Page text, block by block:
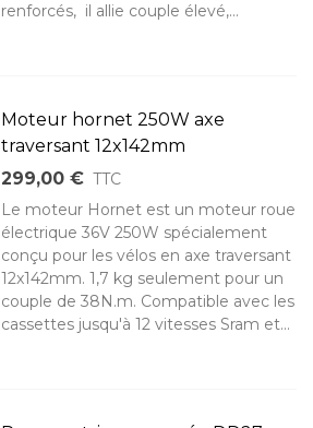
renforcés, il allie couple élevé,...
Moteur hornet 250W axe
traversant 12x142mm
299,00 € TTC
Le moteur Hornet est un moteur roue
électrique 36V 250W spécialement
conçu pour les vélos en axe traversant
12x142mm. 1,7 kg seulement pour un
couple de 38N.m. Compatible avec les
cassettes jusqu'à 12 vitesses Sram et...